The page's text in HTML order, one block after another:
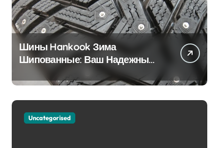
Шины Hankook Зима
Шипованные: Ваш Надежный
Партнёр на Снежных Дорогах
Uncategorised